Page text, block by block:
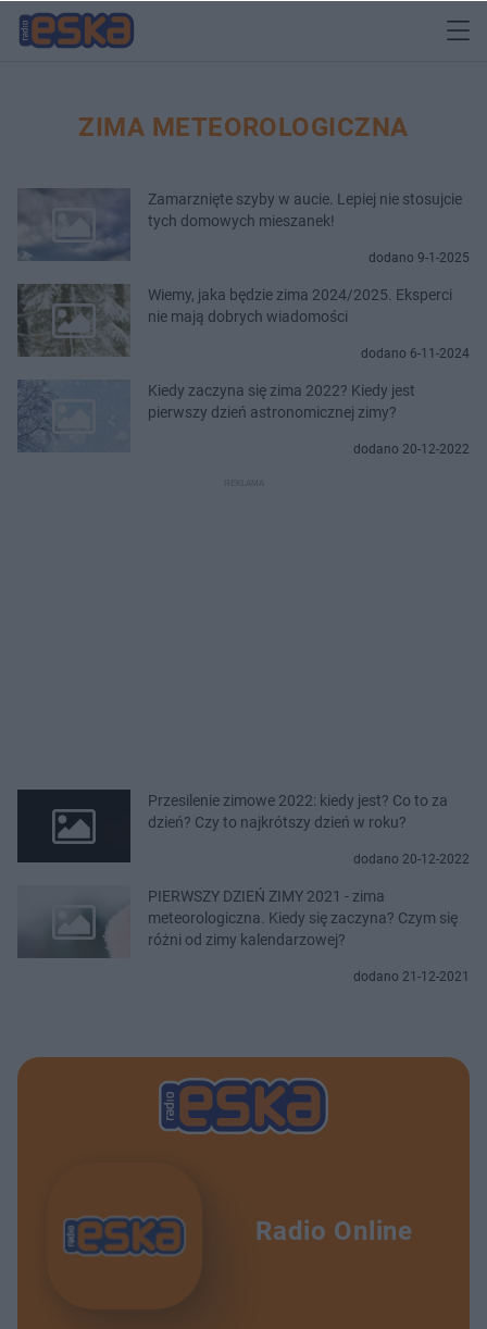
ZIMA METEOROLOGICZNA
Zamarznięte szyby w aucie. Lepiej nie stosujcie
tych domowych mieszanek!
dodano 9-1-2025
Wiemy, jaka będzie zima 2024/2025. Eksperci
nie mają dobrych wiadomości
dodano 6-11-2024
Kiedy zaczyna się zima 2022? Kiedy jest
pierwszy dzień astronomicznej zimy?
dodano 20-12-2022
Przesilenie zimowe 2022: kiedy jest? Co to za
dzień? Czy to najkrótszy dzień w roku?
dodano 20-12-2022
PIERWSZY DZIEŃ ZIMY 2021 - zima
meteorologiczna. Kiedy się zaczyna? Czym się
różni od zimy kalendarzowej?
dodano 21-12-2021
Radio Online